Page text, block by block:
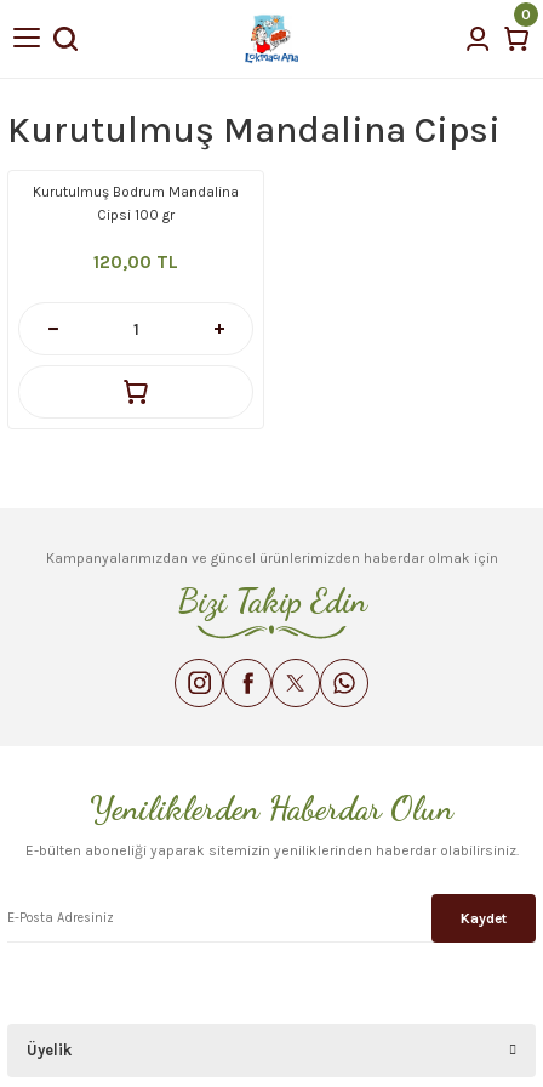
0
Kurutulmuş Mandalina Cipsi
Kurutulmuş Bodrum Mandalina
Cipsi 100 gr
120,00 TL
Kampanyalarımızdan ve güncel ürünlerimizden haberdar olmak için
Bizi Takip Edin
Yeniliklerden Haberdar Olun
E-bülten aboneliği yaparak sitemizin yeniliklerinden haberdar olabilirsiniz.
Kaydet
Üyelik